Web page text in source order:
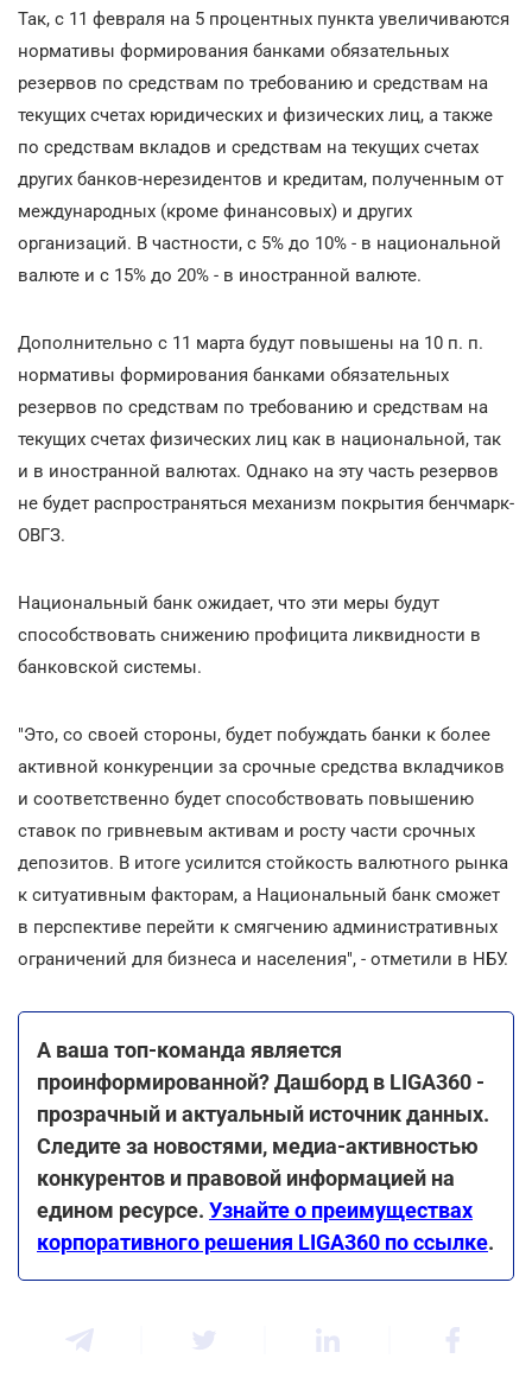
Так, с 11 февраля на 5 процентных пункта увеличиваются
нормативы формирования банками обязательных
резервов по средствам по требованию и средствам на
текущих счетах юридических и физических лиц, а также
по средствам вкладов и средствам на текущих счетах
других банков-нерезидентов и кредитам, полученным от
международных (кроме финансовых) и других
организаций. В частности, с 5% до 10% - в национальной
валюте и с 15% до 20% - в иностранной валюте.
Дополнительно с 11 марта будут повышены на 10 п. п.
нормативы формирования банками обязательных
резервов по средствам по требованию и средствам на
текущих счетах физических лиц как в национальной, так
и в иностранной валютах. Однако на эту часть резервов
не будет распространяться механизм покрытия бенчмарк-
ОВГЗ.
Национальный банк ожидает, что эти меры будут
способствовать снижению профицита ликвидности в
банковской системы.
"Это, со своей стороны, будет побуждать банки к более
активной конкуренции за срочные средства вкладчиков
и соответственно будет способствовать повышению
ставок по гривневым активам и росту части срочных
депозитов. В итоге усилится стойкость валютного рынка
к ситуативным факторам, а Национальный банк сможет
в перспективе перейти к смягчению административных
ограничений для бизнеса и населения", - отметили в НБУ.
А ваша топ-команда является
проинформированной? Дашборд в LIGA360 -
прозрачный и актуальный источник данных.
Следите за новостями, медиа-активностью
конкурентов и правовой информацией на
едином ресурсе. Узнайте о преимуществах
корпоративного решения LIGA360 по ссылке.